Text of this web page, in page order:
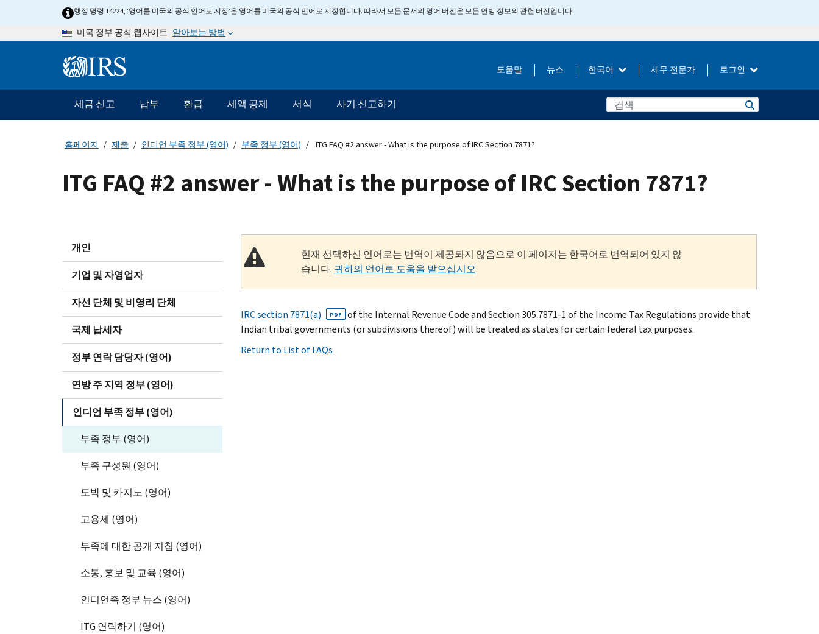
행정 명령 14224, ‘영어를 미국의 공식 언어로 지정’은 영어를 미국의 공식 언어로 지정합니다. 따라서 모든 문서의 영어 버전은 모든 연방 정보의 관헌 버전입니다.
미국 정부 공식 웹사이트 알아보는 방법
Information 도움말 뉴스 한국어 세무 전문가 로그인
메
인
네
게
이
세금 신고 납부 환급 세액 공제 서식 사기 신고하기
홈페이지 제출 인디언 부족 정부 (영어) 부족 정부 (영어) ITG FAQ #2 answer - What is the purpose of IRC Section 7871?
ITG FAQ #2 answer - What is the purpose of IRC Section 7871?
개인
기업 및 자영업자
자선 단체 및 비영리 단체
국제 납세자
정부 연락 담당자 (영어)
연방 주 지역 정부 (영어)
인디언 부족 정부 (영어)
부족 정부 (영어)
부족 구성원 (영어)
도박 및 카지노 (영어)
고용세 (영어)
부족에 대한 공개 지침 (영어)
소통, 홍보 및 교육 (영어)
인디언족 정부 뉴스 (영어)
ITG 연락하기 (영어)
현재 선택하신 언어로는 번역이 제공되지 않음으로 이 페이지는 한국어로 번역되어 있지 않
습니다. 귀하의 언어로 도움을 받으십시오.
IRC section 7871(a) PDF
of the Internal Revenue Code and Section 305.7871-1 of the Income Tax Regulations provide that
Indian tribal governments (or subdivisions thereof) will be treated as states for certain federal tax purposes.
Return to List of FAQs